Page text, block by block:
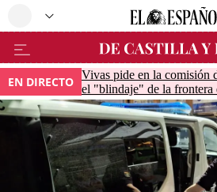
EN DIRECTO Vivas pide en la comisión
el "blindaje" de la frontera